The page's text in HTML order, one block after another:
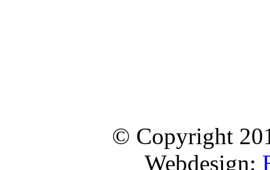
© Copyright
Webdesign: